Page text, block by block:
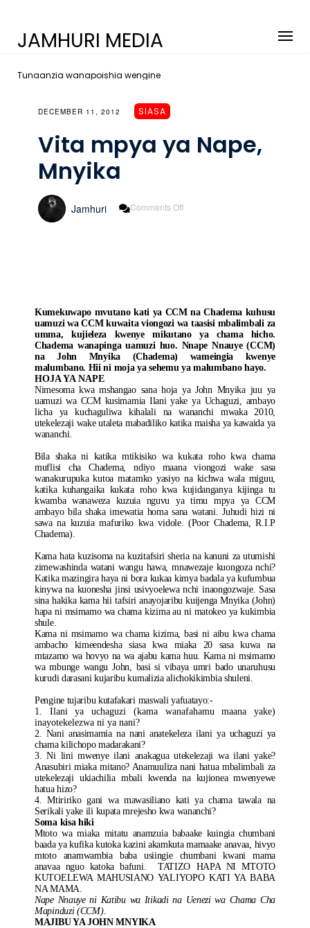
JAMHURI MEDIA
Tunaanzia wanapoishia wengine
DECEMBER 11, 2012 SIASA
Vita mpya ya Nape,
Mnyika
Jamhuri Comments Off
Kumekuwapo mvutano kati ya CCM na Chadema kuhusu
uamuzi wa CCM kuwaita viongozi wa taasisi mbalimbali za
umma, kujieleza kwenye mikutano ya chama hicho.
Chadema wanapinga uamuzi huo. Nnape Nnauye (CCM)
na John Mnyika (Chadema) wameingia kwenye
malumbano. Hii ni moja ya sehemu ya malumbano hayo.
HOJA YA NAPE
Nimesoma kwa mshangao sana hoja ya John Mnyika juu ya
uamuzi wa CCM kusimamia Ilani yake ya Uchaguzi, ambayo
licha ya kuchaguliwa kihalali na wananchi mwaka 2010,
utekelezaji wake utaleta mabadiliko katika maisha ya kawaida ya
wananchi.
Bila shaka ni katika mtikisiko wa kukata roho kwa chama
muflisi cha Chadema, ndiyo maana viongozi wake sasa
wanakurupuka kutoa matamko yasiyo na kichwa wala miguu,
katika kuhangaika kukata roho kwa kujidanganya kijinga tu
kwamba wanaweza kuzuia nguvu ya timu mpya ya CCM
ambayo bila shaka imewatia homa sana watani. Juhudi hizi ni
sawa na kuzuia mafuriko kwa vidole. (Poor Chadema, R.I.P
Chadema).
Kama hata kuzisoma na kuzitafsiri sheria na kanuni za utumishi
zimewashinda watani wangu hawa, mnawezaje kuongoza nchi?
Katika mazingira haya ni bora kukaa kimya badala ya kufumbua
kinywa na kuonesha jinsi usivyoelewa nchi inaongozwaje. Sasa
sina hakika kama hii tafsiri anayojaribu kuijenga Mnyika (John)
hapa ni msimamo wa chama kizima au ni matokeo ya kukimbia
shule.
Kama ni msimamo wa chama kizima, basi ni aibu kwa chama
ambacho kimeendesha siasa kwa miaka 20 sasa kuwa na
mtazamo wa hovyo na wa ajabu kama huu. Kama ni msimamo
wa mbunge wangu John, basi si vibaya umri bado unaruhusu
kurudi darasani kujaribu kumalizia alichokikimbia shuleni.
Pengine tujaribu kutafakari maswali yafuatayo:-
1. Ilani ya uchaguzi (kama wanafahamu maana yake)
inayotekelezwa ni ya nani?
2. Nani anasimamia na nani anatekeleza ilani ya uchaguzi ya
chama kilichopo madarakani?
3. Ni lini mwenye ilani anakagua utekelezaji wa ilani yake?
Anasubiri miaka mitano? Anamuuliza nani hatua mbalimbali za
utekelezaji ukiachilia mbali kwenda na kujionea mwenyewe
hatua hizo?
4. Mtiririko gani wa mawasiliano kati ya chama tawala na
Serikali yake ili kupata mrejesho kwa wananchi?
Soma kisa hiki
Mtoto wa miaka mitatu anamzuia babaake kuingia chumbani
baada ya kufika kutoka kazini akamkuta mamaake anavaa, hivyo
mtoto anamwambia baba usiingie chumbani kwani mama
anavaa nguo katoka bafuni. TATIZO HAPA NI MTOTO
KUTOELEWA MAHUSIANO YALIYOPO KATI YA BABA
NA MAMA.
Nape Nnauye ni Katibu wa Itikadi na Uenezi wa Chama Cha
Mapinduzi (CCM).
MAJIBU YA JOHN MNYIKA